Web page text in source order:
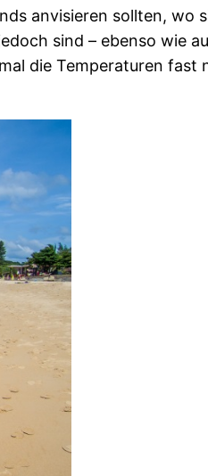
anvisieren sollten, wo
sind – ebenso wie
die Temperaturen fast